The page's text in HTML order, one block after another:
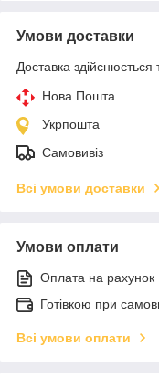
Умови доставки
Доставка здійснюється
Нова Пошта
Укрпошта
Самовивіз
Всі умови доставки
Умови оплати
Оплата на рахунок
Готівкою при
Всі умови оплати